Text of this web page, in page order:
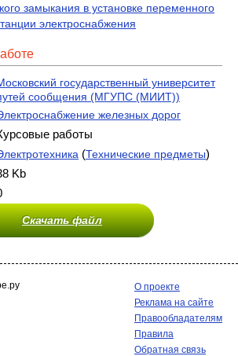
замыкания в установке переменного
электроснабжения
государственный университет
сообщения (МГУПС (МИИТ))
железных дорог
работы
(Технические предметы)
Kb
Скачать файл
О проекте
Реклама на сайте
Правообладателям
Правила
Обратная связь